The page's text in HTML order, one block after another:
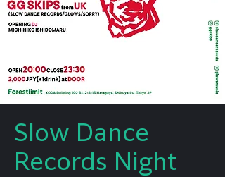
Slow Dance
Records Night